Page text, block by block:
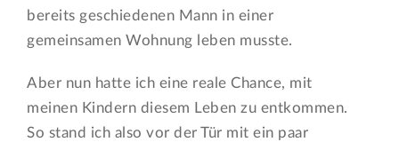
bereits geschiedenen Mann in einer
gemeinsamen Wohnung leben musste.
Aber nun hatte ich eine reale Chance, mit
meinen Kindern diesem Leben zu entkommen.
So stand ich also vor der Tür mit ein paar